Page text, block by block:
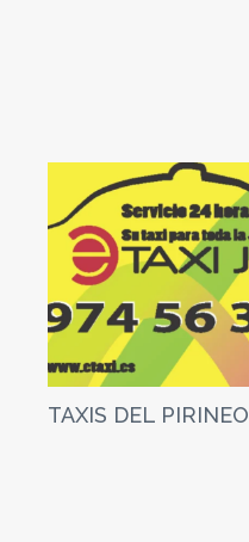
TAXIS DEL PIRINEO